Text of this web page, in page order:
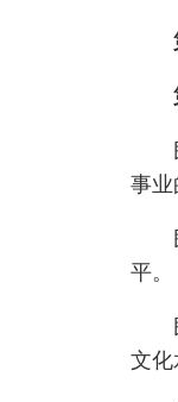
民
事业
民
平。
民
文化